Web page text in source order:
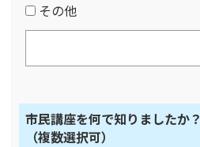
その他
市民講座を何で知りましたか？
（複数選択可）